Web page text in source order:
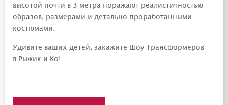
высотой почти в 3 метра поражают реалистичностью
образов, размерами и детально проработанными
костюмами.
Удивите ваших детей, закажите Шоу Трансформеров
в Рыжик и Ко!